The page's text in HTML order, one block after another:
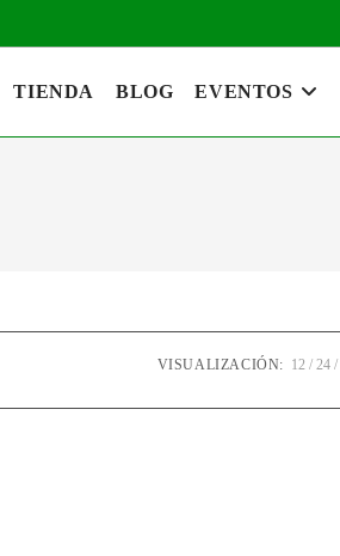
TIENDA BLOG EVENTOS
VISUALIZACIÓN: 12 24